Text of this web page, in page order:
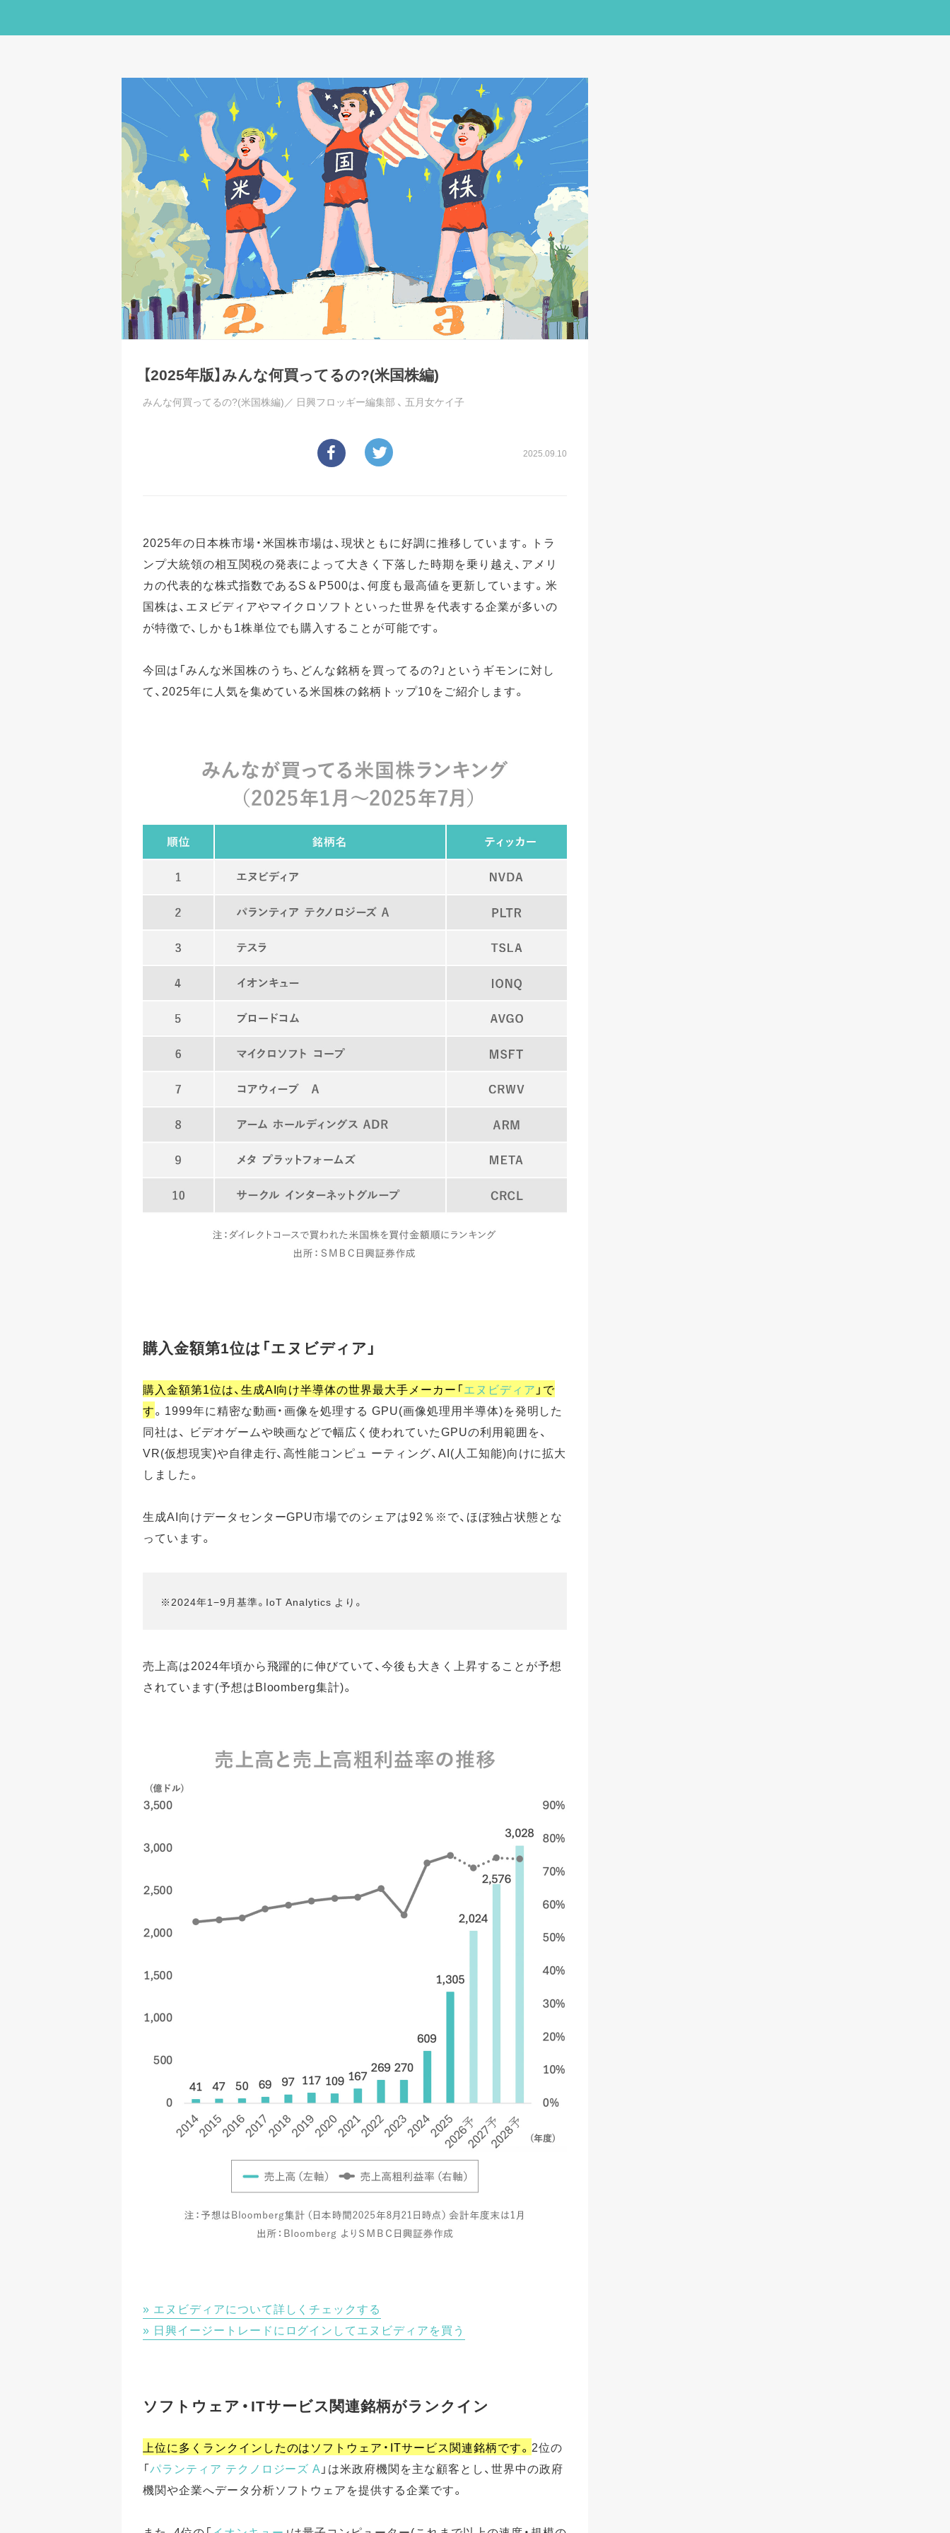
【2025年版】みんな何買ってるの?(米国株編)
みんな何買ってるの?(米国株編)／ 日興フロッギー編集部 、 五月女ケイ子
2025.09.10
2025年の日本株市場・米国株市場は、現状ともに好調に推移しています。トラ
ンプ大統領の相互関税の発表によって大きく下落した時期を乗り越え、アメリ
カの代表的な株式指数であるS＆P500は、何度も最高値を更新しています。米
国株は、エヌビディアやマイクロソフトといった世界を代表する企業が多いの
が特徴で、しかも1株単位でも購入することが可能です。
今回は「みんな米国株のうち、どんな銘柄を買ってるの?」というギモンに対し
て、2025年に人気を集めている米国株の銘柄トップ10をご紹介します。
購入金額第1位は「エヌビディア」
購入金額第1位は、生成AI向け半導体の世界最大手メーカー「エヌビディア 」で
す。1999年に精密な動画・画像を処理する GPU(画像処理用半導体)を発明した
同社は、 ビデオゲームや映画などで幅広く使われていたGPUの利用範囲を、
VR(仮想現実)や自律走行、高性能コンピュ ーティング、AI(人工知能)向けに拡大
しました。
生成AI向けデータセンターGPU市場でのシェアは92％※で、ほぼ独占状態とな
っています。
※2024年1−9月基準。IoT Analytics より。
売上高は2024年頃から飛躍的に伸びていて、今後も大きく上昇することが予想
されています(予想はBloomberg集計)。
エヌビディアについて詳しくチェックする
日興イージートレードにログインしてエヌビディアを買う
ソフトウェア・ITサービス関連銘柄がランクイン
上位に多くランクインしたのはソフトウェア・ITサービス関連銘柄です。 2位の
「パランティア テクノロジーズ A 」は米政府機関を主な顧客とし、世界中の政府
機関や企業へデータ分析ソフトウェアを提供する企業です。